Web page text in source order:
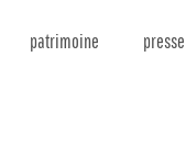
patrimoine presse